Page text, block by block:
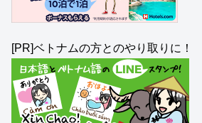
[PR]ベトナムの方とのやり取りに！